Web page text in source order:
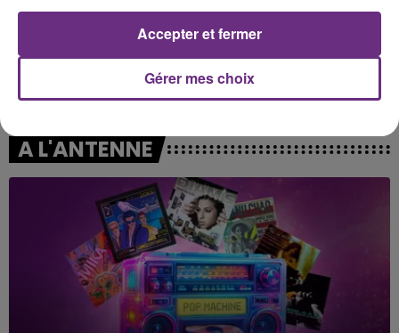
LADY GAGA FEAT. BRADLEY
TAME IMPALA & JENNIE
A L'ANTENNE
Gérer mes choix
Accepter et fermer